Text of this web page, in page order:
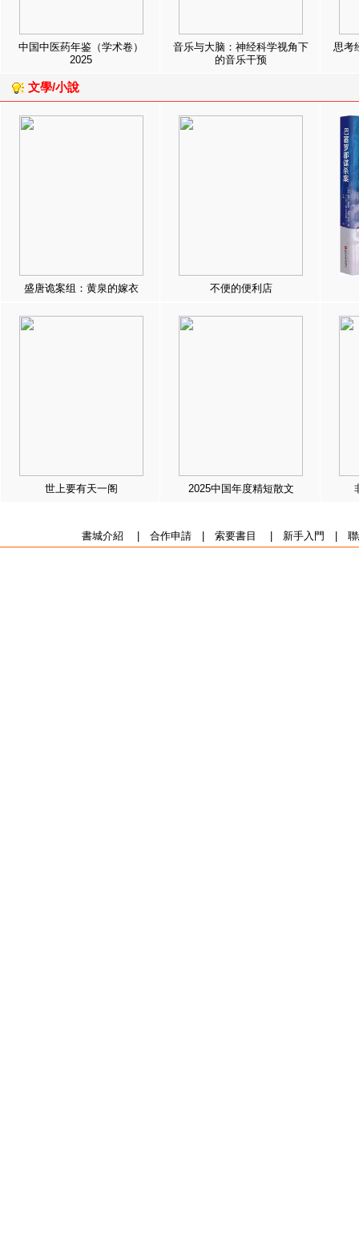
中国中医药年鉴（学术卷）
2025
音乐与大脑：神经科学视角下
的音乐干预
思考
文學/小說
盛唐诡案组：黄泉的嫁衣 不便的便利店
世上要有天一阁 2025中国年度精短散文
書城介紹 合作申請| 索要書目 新手入門